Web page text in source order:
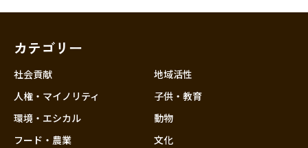
カテゴリー
社会貢献
人権・マイノリティ
環境・エシカル
フード・農業
地域活性
子供・教育
動物
文化